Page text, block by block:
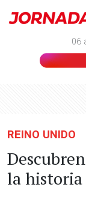
06
REINO UNIDO
la historia